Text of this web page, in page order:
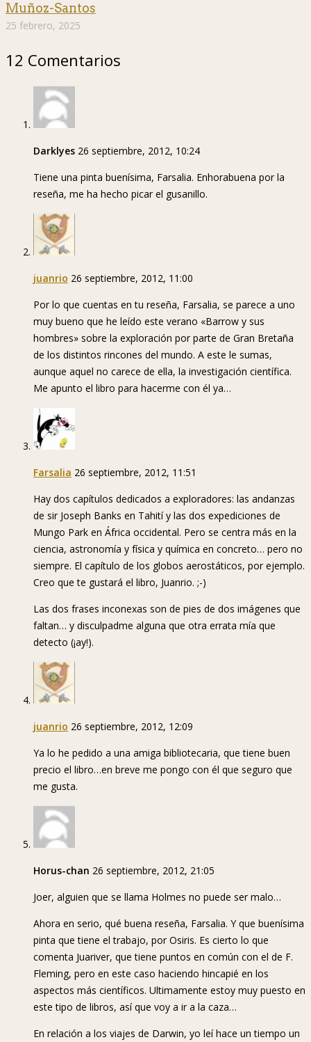
Muñoz-Santos
25 febrero, 2025
12 Comentarios
Darklyes 26 septiembre, 2012, 10:24
Tiene una pinta buenísima, Farsalia. Enhorabuena por la
reseña, me ha hecho picar el gusanillo.
juanrio 26 septiembre, 2012, 11:00
Por lo que cuentas en tu reseña, Farsalia, se parece a uno
muy bueno que he leído este verano «Barrow y sus
hombres» sobre la exploración por parte de Gran Bretaña
de los distintos rincones del mundo. A este le sumas,
aunque aquel no carece de ella, la investigación científica.
Me apunto el libro para hacerme con él ya…
Farsalia 26 septiembre, 2012, 11:51
Hay dos capítulos dedicados a exploradores: las andanzas
de sir Joseph Banks en Tahití y las dos expediciones de
Mungo Park en África occidental. Pero se centra más en la
ciencia, astronomía y física y química en concreto… pero no
siempre. El capítulo de los globos aerostáticos, por ejemplo.
Creo que te gustará el libro, Juanrio. ;-)
Las dos frases inconexas son de pies de dos imágenes que
faltan… y disculpadme alguna que otra errata mía que
detecto (¡ay!).
juanrio 26 septiembre, 2012, 12:09
Ya lo he pedido a una amiga bibliotecaria, que tiene buen
precio el libro…en breve me pongo con él que seguro que
me gusta.
Horus-chan 26 septiembre, 2012, 21:05
Joer, alguien que se llama Holmes no puede ser malo…
Ahora en serio, qué buena reseña, Farsalia. Y que buenísima
pinta que tiene el trabajo, por Osiris. Es cierto lo que
comenta Juariver, que tiene puntos en común con el de F.
Fleming, pero en este caso haciendo hincapié en los
aspectos más científicos. Ultimamente estoy muy puesto en
este tipo de libros, así que voy a ir a la caza…
En relación a los viajes de Darwin, yo leí hace un tiempo un